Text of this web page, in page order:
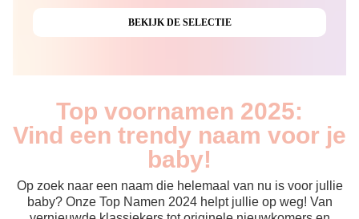
Top voornamen 2025:
Vind een trendy naam voor je
baby!
Op zoek naar een naam die helemaal van nu is voor jullie
baby? Onze Top Namen 2024 helpt jullie op weg! Van